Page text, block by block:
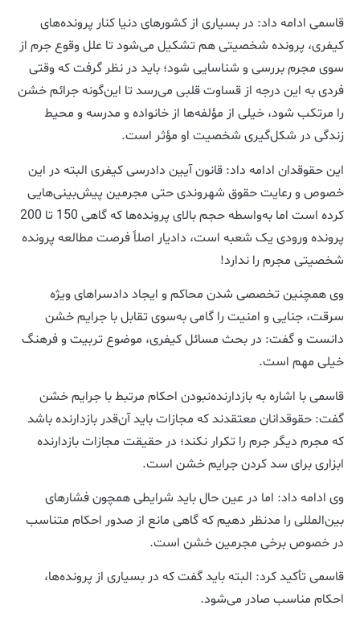
قاسمی ادامه داد: در بسیاری از کشورهای دنیا کنار پرونده‌های
کیفری، پرونده شخصیتی هم تشکیل می‌شود تا علل وقوع جرم از
سوی مجرم بررسی و شناسایی شود؛ باید در نظر گرفت که وقتی
فردی به این درجه از قساوت قلبی می‌رسد تا این‌گونه جرائم خشن
را مرتکب شود، خیلی از مؤلفه‌ها از خانواده و مدرسه و محیط
زندگی در شکل‌گیری شخصیت او مؤثر است.
این حقوقدان ادامه داد: قانون آیین دادرسی کیفری البته در این
خصوص و رعایت حقوق شهروندی حتی مجرمین پیش‌بینی‌هایی
کرده است اما به‌واسطه حجم بالای پرونده‌ها که گاهی 150 تا 200
پرونده ورودی یک شعبه است، دادیار اصلاً فرصت مطالعه پرونده
شخصیتی مجرم را ندارد!
وی همچنین تخصصی شدن محاکم و ایجاد دادسراهای ویژه
سرقت، جنایی و امنیت را گامی به‌سوی تقابل با جرایم خشن
دانست و گفت: در بحث مسائل کیفری، موضوع تربیت و فرهنگ
خیلی مهم است.
قاسمی با اشاره به بازدارنده‌نبودن احکام مرتبط با جرایم خشن
گفت: حقوقدانان معتقدند که مجازات باید آن‌قدر بازدارنده باشد
که مجرم دیگر جرم را تکرار نکند؛ در حقیقت مجازات بازدارنده
ابزاری برای سد کردن جرایم خشن است.
وی ادامه داد: اما در عین حال باید شرایطی همچون فشارهای
بین‌المللی را مدنظر دهیم که گاهی مانع از صدور احکام متناسب
در خصوص برخی مجرمین خشن است.
قاسمی تأکید کرد: البته باید گفت که در بسیاری از پرونده‌ها،
احکام مناسب صادر می‌شود.